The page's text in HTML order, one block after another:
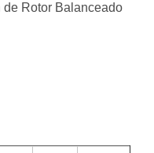
de Rotor Balanceado